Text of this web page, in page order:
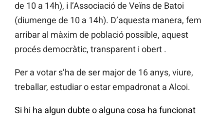
de 10 a 14h), i l’Associació de Veïns de Batoi
(diumenge de 10 a 14h). D’aquesta manera, fem
arribar al màxim de població possible, aquest
procés democràtic, transparent i obert .
Per a votar s’ha de ser major de 16 anys, viure,
treballar, estudiar o estar empadronat a Alcoi.
Si hi ha algun dubte o alguna cosa ha funcionat